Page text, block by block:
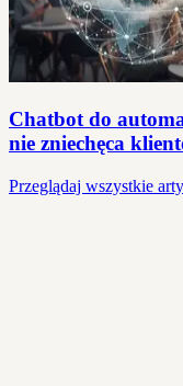
Chatbot do
nie zniechęca
Przeglądaj wszystkie